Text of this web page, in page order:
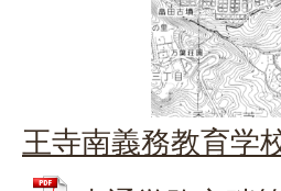
王寺南義務教育学